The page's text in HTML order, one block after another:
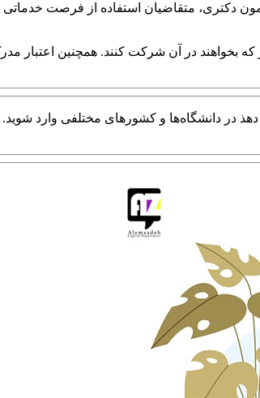
متقاضیان استفاده از فرصت خدماتی
می‌توانند هر چند بار که بخواهند در آن شرکت کنند.
در دانشگاه‌ها و کشورهای مختلفی وارد شوید.